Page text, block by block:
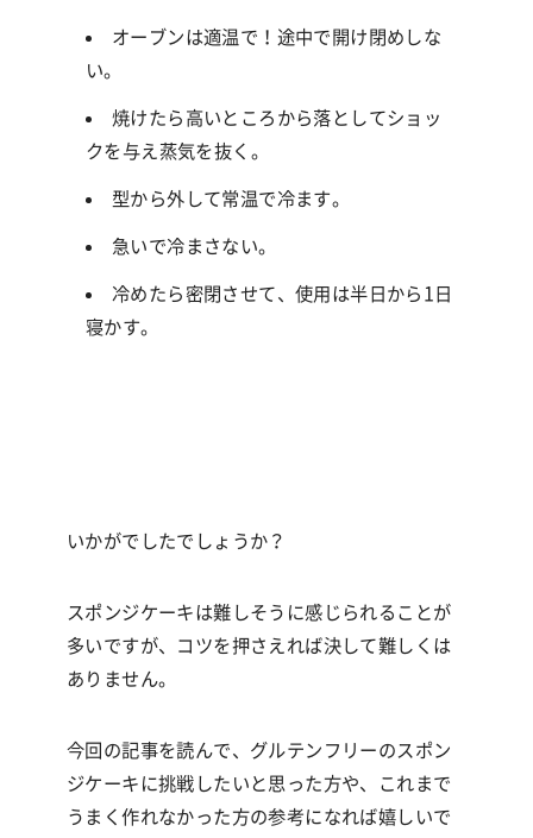
オーブンは適温で！途中で開け閉めしな
い。
焼けたら高いところから落としてショッ
クを与え蒸気を抜く。
型から外して常温で冷ます。
急いで冷まさない。
冷めたら密閉させて、使用は半日から 1 日
寝かす。
いかがでしたでしょうか？
スポンジケーキは難しそうに感じられることが
多いですが、コツを押さえれば決して難しくは
ありません。
今回の記事を読んで、グルテンフリーのスポン
ジケーキに挑戦したいと思った方や、これまで
うまく作れなかった方の参考になれば嬉しいで